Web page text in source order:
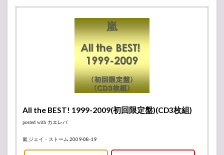
飾る
ぴっ
実は
別れ
All the BEST! 1999-2009(初回限定盤)(CD3枚組)
posted with カエレバ
嵐 ジェイ・ストーム 2009-08-19